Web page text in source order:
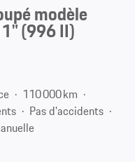
modèle
(996 II)
110 000 km
Pas d'accidents